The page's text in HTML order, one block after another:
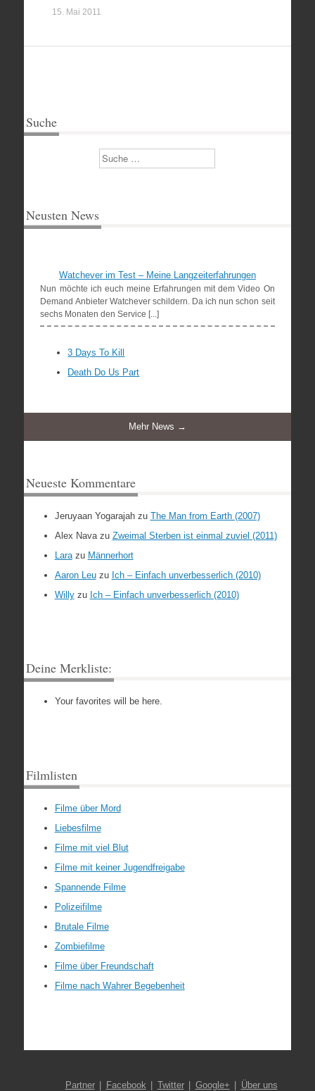
15. Mai 2011
Suche
Suchen
Neusten News
Watchever im Test – Meine Langzeiterfahrungen
Nun möchte ich euch meine Erfahrungen mit dem Video On
Demand Anbieter Watchever schildern. Da ich nun schon seit
sechs Monaten den Service [...]
3 Days To Kill
Death Do Us Part
Mehr News →
Neueste Kommentare
Jeruyaan Yogarajahzu The Man from Earth (2007)
Alex Navazu Zweimal Sterben ist einmal zuviel (2011)
Larazu Männerhort
Aaron Leuzu Ich – Einfach unverbesserlich (2010)
Willyzu Ich – Einfach unverbesserlich (2010)
Deine Merkliste:
Your favorites will be here.
Filmlisten
Filme über Mord
Liebesfilme
Filme mit viel Blut
Filme mit keiner Jugendfreigabe
Spannende Filme
Polizeifilme
Brutale Filme
Zombiefilme
Filme über Freundschaft
Filme nach Wahrer Begebenheit
Partner Facebook Twitter Google+ Über uns